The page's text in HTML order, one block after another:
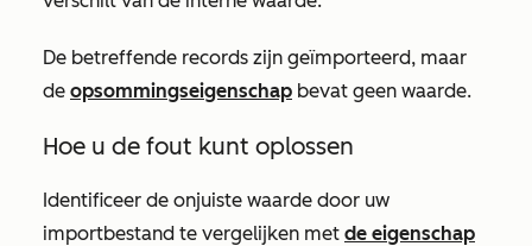
De betreffende records zijn geïmporteerd, maar
de opsommingseigenschap bevat geen waarde.
Hoe u de fout kunt oplossen
Identificeer de onjuiste waarde door uw
importbestand te vergelijken met de eigenschap